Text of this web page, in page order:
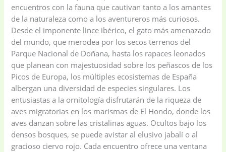
encuentros con la fauna que cautivan tanto a los amantes
de la naturaleza como a los aventureros más curiosos.
Desde el imponente lince ibérico, el gato más amenazado
del mundo, que merodea por los secos terrenos del
Parque Nacional de Doñana, hasta los rapaces leonados
que planean con majestuosidad sobre los peñascos de los
Picos de Europa, los múltiples ecosistemas de España
albergan una diversidad de especies singulares. Los
entusiastas a la ornitología disfrutarán de la riqueza de
aves migratorias en los marismas de El Hondo, donde los
aves danzan sobre las cristalinas aguas. Ocultos bajo los
densos bosques, se puede avistar al elusivo jabalí o al
gracioso ciervo rojo. Cada encuentro ofrece una ventana